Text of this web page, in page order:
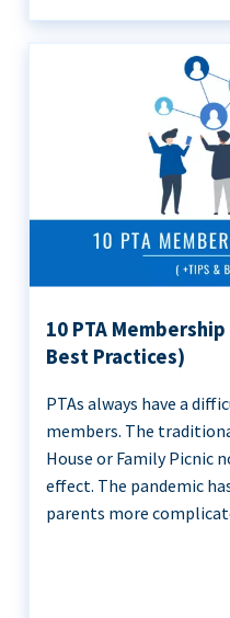
10 PTA
Best Practices)
PTAs always have a
members. The
House or Family Picnic
effect. The pandemic
parents more